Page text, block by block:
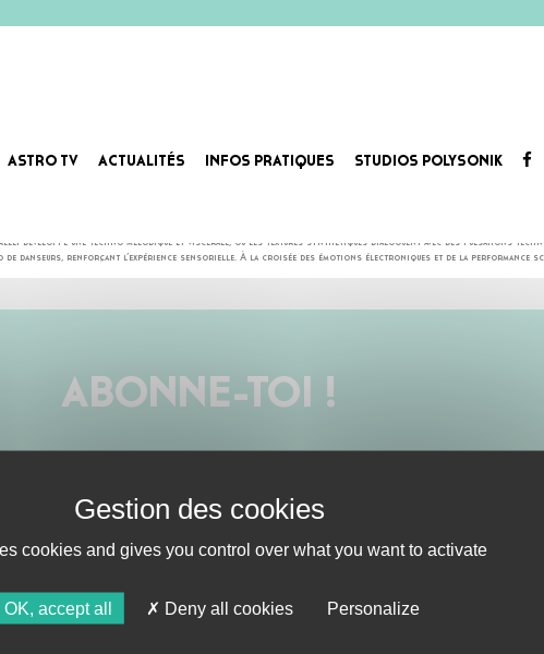
ASTRO TV ACTUALITÉS INFOS PRATIQUES STUDIOS POLYSONIK
développe une techno mélodique et viscérale, où les textures synthétiques dialoguent avec des pulsations
de danseurs, renforçant l’expérience sensorielle. À la croisée des émotions électroniques et de la performance
ABONNE-TOI !
AGENDA
ACTION
cookies and gives you control over what you want to activate
OK, accept all Deny all cookies Personalize